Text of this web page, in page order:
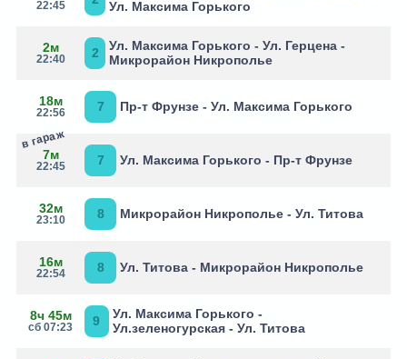
22:45
Ул. Максима Горького
2м
22:40 2
Ул. Максима Горького - Ул. Герцена -
Микрорайон Никрополье
18м
22:56 7 Пр-т Фрунзе - Ул. Максима Горького
7м
22:45
в гараж
7 Ул. Максима Горького - Пр-т Фрунзе
32м
23:10 8 Микрорайон Никрополье - Ул. Титова
16м
22:54 8 Ул. Титова - Микрорайон Никрополье
8ч 45м
сб 07:23 9
Ул. Максима Горького -
Ул.зеленогурская - Ул. Титова